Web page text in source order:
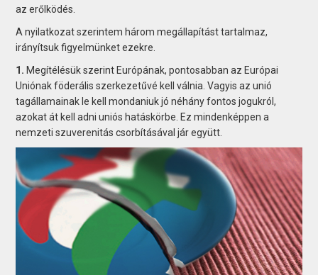
az erőlködés.
A nyilatkozat szerintem három megállapítást tartalmaz,
irányítsuk figyelmünket ezekre.
1. Megítélésük szerint Európának, pontosabban az Európai
Uniónak föderális szerkezetűvé kell válnia. Vagyis az unió
tagállamainak le kell mondaniuk jó néhány fontos jogukról,
azokat át kell adni uniós hatáskörbe. Ez mindenképpen a
nemzeti szuverenitás csorbításával jár együtt.